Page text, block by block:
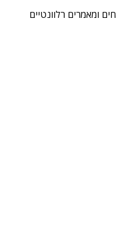
ומאמרים רלוונטיים